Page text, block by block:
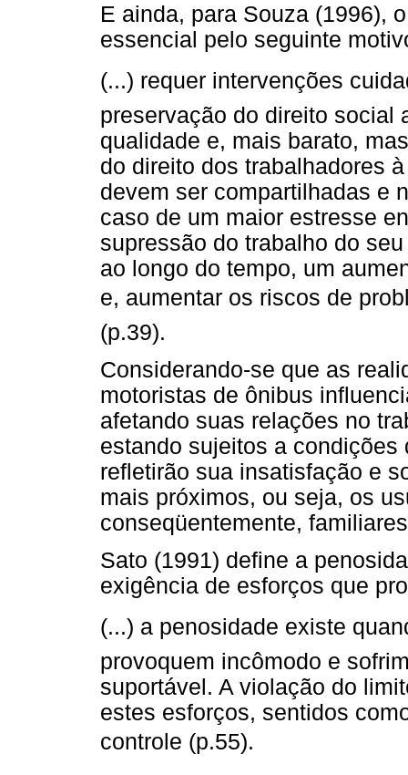
E ainda, para Souza (1996),
essencial pelo seguinte
(...) requer intervenções
preservação do direito social
qualidade e, mais barato,
do direito dos trabalhadores
devem ser compartilhadas e
caso de um maior estresse
supressão do trabalho do
ao longo do tempo, um
e, aumentar os riscos de
(p.39).
Considerando-se que as
motoristas de ônibus
afetando suas relações no
estando sujeitos a
refletirão sua insatisfação e
mais próximos, ou seja, os
conseqüentemente,
Sato (1991) define a
exigência de esforços que
(...) a penosidade existe
provoquem incômodo e
suportável. A violação do
estes esforços, sentidos
controle (p.55).